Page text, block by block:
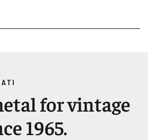
for vintage
1965.